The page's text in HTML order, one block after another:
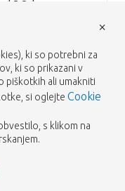
5 Colour
MPS cert.
MPS A
luijk
5 Colour
Višina
15
MPS cert.
6 Colour
ki so potrebni za
ki so prikazani v
piškotkih ali umakniti
si oglejte Cookie
s klikom na
×